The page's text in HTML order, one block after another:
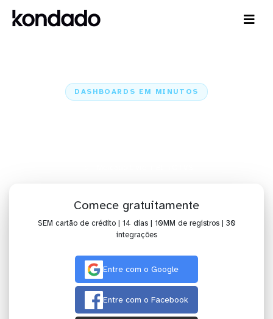
DASHBOARDS EM MINUTOS
Comece gratuitamente
SEM cartão de crédito | 14 dias | 10MM de registros | 30
integrações
Entre com o Google
Entre com o Facebook